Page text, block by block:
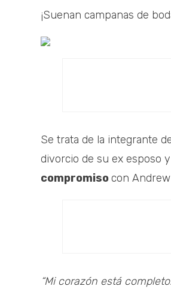
¡Suenan campanas de
Se trata de la integrante
divorcio de su ex esposo
compromisocon
“Mi corazón está